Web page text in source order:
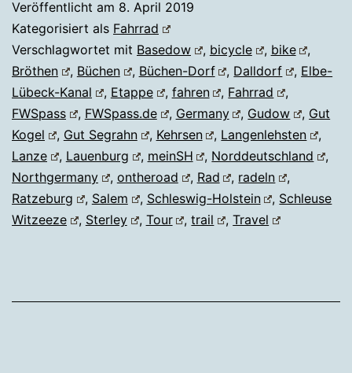
Veröffentlicht am 8. April 2019
Kategorisiert als Fahrrad
Verschlagwortet mit Basedow , bicycle , bike
,
Bröthen
, Büchen , Büchen-Dorf , Dalldorf , Elbe-
Lübeck-Kanal
, Etappe , fahren , Fahrrad
,
FWSpass
, FWSpass.de , Germany , Gudow , Gut
Kogel
, Gut Segrahn , Kehrsen , Langenlehsten
,
Lanze
, Lauenburg , meinSH , Norddeutschland
,
Northgermany
, ontheroad , Rad , radeln
,
Ratzeburg
, Salem , Schleswig-Holstein , Schleuse
Witzeeze
, Sterley , Tour ,trail ,Travel